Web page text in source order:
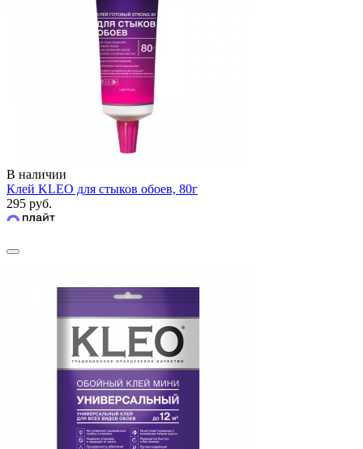
В наличии
Клей KLEO для стыков обоев, 80г
295 руб.